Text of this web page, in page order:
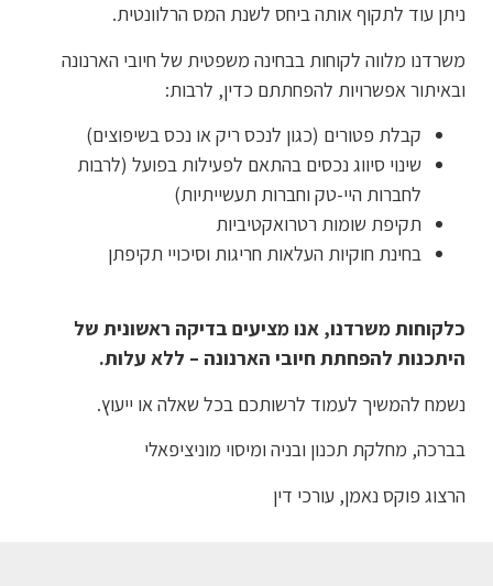
ניתן עוד לתקוף אותה ביחס לשנת המס הרלוונטית.
משרדנו מלווה לקוחות בבחינה משפטית של חיובי הארנונה
ובאיתור אפשרויות להפחתתם כדין, לרבות:
קבלת פטורים (כגון לנכס ריק או נכס בשיפוצים)
שינוי סיווג נכסים בהתאם לפעילות בפועל (לרבות
לחברות היי-טק וחברות תעשייתיות)
תקיפת שומות רטרואקטיביות
בחינת חוקיות העלאות חריגות וסיכויי תקיפתן
כלקוחות משרדנו, אנו מציעים בדיקה ראשונית של
היתכנות להפחתת חיובי הארנונה – ללא עלות.
נשמח להמשיך לעמוד לרשותכם בכל שאלה או ייעוץ.
בברכה, מחלקת תכנון ובניה ומיסוי מוניציפאלי
הרצוג פוקס נאמן, עורכי דין